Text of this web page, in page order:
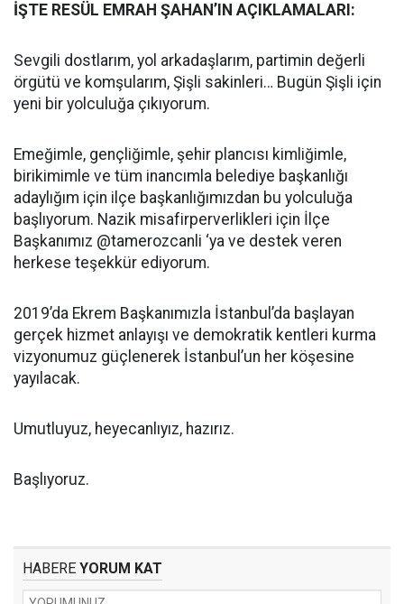
İŞTE RESÜL EMRAH ŞAHAN’IN AÇIKLAMALARI:
Sevgili dostlarım, yol arkadaşlarım, partimin değerli
örgütü ve komşularım, Şişli sakinleri… Bugün Şişli için
yeni bir yolculuğa çıkıyorum.
Emeğimle, gençliğimle, şehir plancısı kimliğimle,
birikimimle ve tüm inancımla belediye başkanlığı
adaylığım için ilçe başkanlığımızdan bu yolculuğa
başlıyorum. Nazik misafirperverlikleri için İlçe
Başkanımız @tamerozcanli ‘ya ve destek veren
herkese teşekkür ediyorum.
2019’da Ekrem Başkanımızla İstanbul’da başlayan
gerçek hizmet anlayışı ve demokratik kentleri kurma
vizyonumuz güçlenerek İstanbul’un her köşesine
yayılacak.
Umutluyuz, heyecanlıyız, hazırız.
Başlıyoruz.
HABERE YORUM KAT